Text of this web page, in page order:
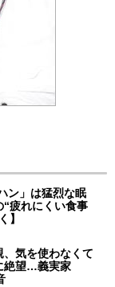
ン」は猛烈な眠
疲れにくい食事
】
、気を使わなくて
絶望…義実家